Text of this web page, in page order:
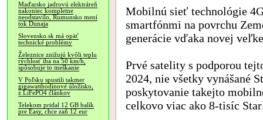
Maďarsko jadrovú elektráreň
nakoniec kompletne
neodstavilo, Rumunsko mení
tok Dunaja
Slovensko.sk má opäť
technické problémy
Železnice znižujú kvôli teplu
rýchlosť iba na 50 km/h,
spôsobuje to meškanie
V Poľsku spustili takmer
gigawatthodinové úložisko,
z LiFePO4 článkov
Telekom pridal 12 GB balík
pre Easy, chce zaň 12 eur
Mobilnú sieť technológie
smartfónmi na povrchu
generácie vďaka novej
Prvé satelity s podporou
2024, nie všetky vynášané
poskytovanie takejto
celkovo viac ako 8-tisíc